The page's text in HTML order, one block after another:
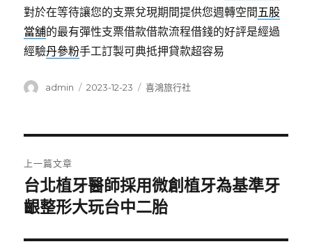
對於在等待讓您的支票兌現期間提供您週轉空間五股
當舖的最有彈性支票借款借款流程借錢的好評是經過
經驗丹參粉手工訂製可典抵押貸款超容易
作
admin
發
2023-12-23
分
喜鴻旅行社
章
導
覽
上一篇文章
上
一
文
台北植牙醫師採用微創植牙為基準牙
齦整形大玩台中二胎